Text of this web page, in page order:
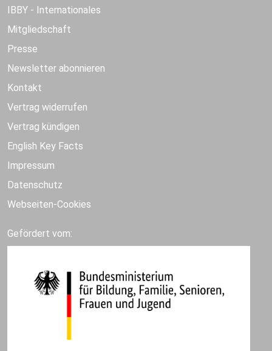
IBBY - Internationales
Mitgliedschaft
Presse
Newsletter abonnieren
Kontakt
Vertrag widerrufen
Vertrag kündigen
English Key Facts
Impressum
Datenschutz
Webseiten-Cookies
Gefördert vom: